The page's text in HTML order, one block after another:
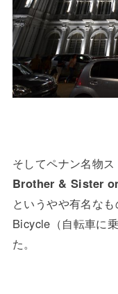
そしてペナン名物
Brother & Sister
というやや有名な
Bicycle（自転車に
た。